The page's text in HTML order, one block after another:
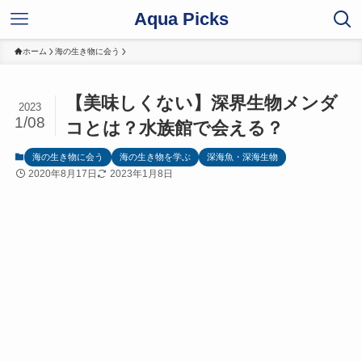
Aqua Picks
ホーム 海の生き物に会う
【美味しくない】深界生物メンダ
コとは？水族館で会える？
2023
1/08
海の生き物に会う 海の生き物を学ぶ 深海魚・深海生物
2020年8月17日 2023年1月8日